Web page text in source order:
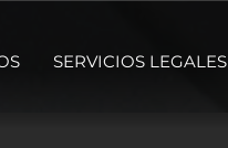
SERVICIOS LEGALES